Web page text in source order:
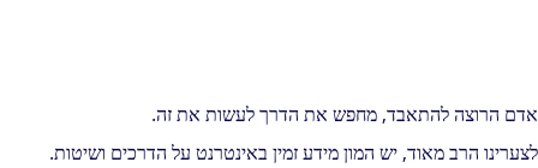
אדם הרוצה להתאבד, מחפש את הדרך לעשות את זה.
לצערינו הרב מאוד, יש המון מידע זמין באינטרנט על הדרכים ושיטות.